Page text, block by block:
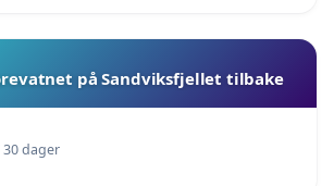
på Sandviksfjellet tilbake
dager